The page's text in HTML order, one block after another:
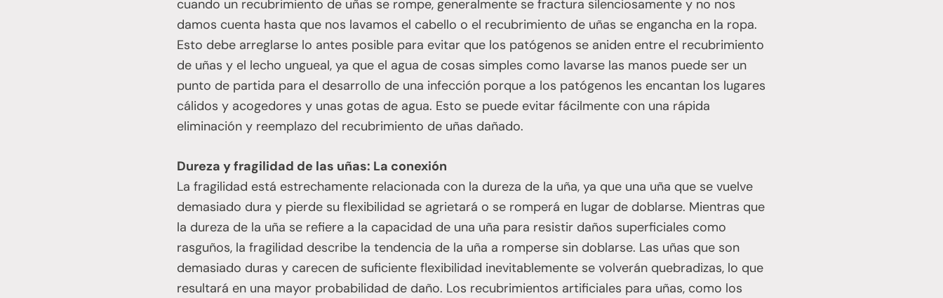
cuando un recubrimiento de uñas se rompe, generalmente se fractura silenciosamente y no nos
damos cuenta hasta que nos lavamos el cabello o el recubrimiento de uñas se engancha en la ropa.
Esto debe arreglarse lo antes posible para evitar que los patógenos se aniden entre el recubrimiento
de uñas y el lecho ungueal, ya que el agua de cosas simples como lavarse las manos puede ser un
punto de partida para el desarrollo de una infección porque a los patógenos les encantan los lugares
cálidos y acogedores y unas gotas de agua. Esto se puede evitar fácilmente con una rápida
eliminación y reemplazo del recubrimiento de uñas dañado.
Dureza y fragilidad de las uñas: La conexión
La fragilidad está estrechamente relacionada con la dureza de la uña, ya que una uña que se vuelve
demasiado dura y pierde su flexibilidad se agrietará o se romperá en lugar de doblarse. Mientras que
la dureza de la uña se refiere a la capacidad de una uña para resistir daños superficiales como
rasguños, la fragilidad describe la tendencia de la uña a romperse sin doblarse. Las uñas que son
demasiado duras y carecen de suficiente flexibilidad inevitablemente se volverán quebradizas, lo que
resultará en una mayor probabilidad de daño. Los recubrimientos artificiales para uñas, como los